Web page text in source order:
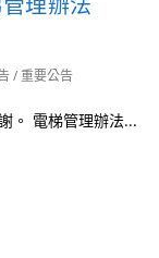
/重要公告
。 電梯管理辦法...